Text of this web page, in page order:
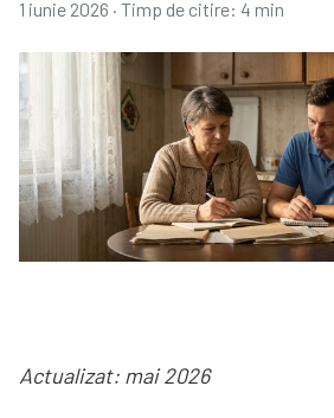
1 iunie 2026 · Timp de citire: 4 min
Actualizat: mai 2026